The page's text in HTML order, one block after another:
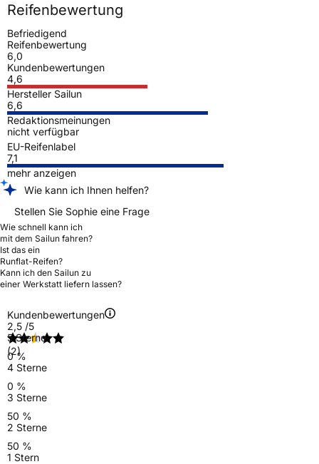
Reifenbewertung
Befriedigend
Reifenbewertung
6,0
Kundenbewertungen
4,6
Hersteller Sailun
6,6
Redaktionsmeinungen
nicht verfügbar
EU-Reifenlabel
7,1
mehr anzeigen
Wie kann ich Ihnen helfen?
Stellen Sie Sophie eine Frage
Wie schnell kann ich
mit dem Sailun fahren?
Ist das ein
Runflat-Reifen?
Kann ich den Sailun zu
einer Werkstatt liefern lassen?
Kundenbewertungen
2,5 /5
(2)
5 Sterne
0 %
4 Sterne
0 %
3 Sterne
50 %
2 Sterne
50 %
1 Stern